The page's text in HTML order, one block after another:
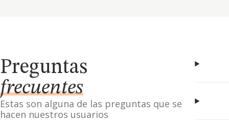
Preguntas
frecuentes
Estas son alguna de las preguntas que se
hacen nuestros usuarios